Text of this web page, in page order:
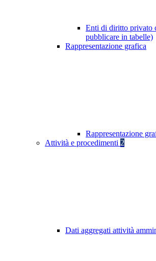
Enti di diritto privato
pubblicare in tabelle)
Rappresentazione grafica
Rappresentazione
Attività e procedimenti 2
Dati aggregati attività